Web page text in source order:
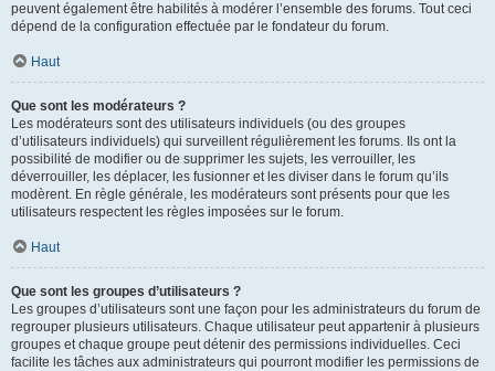
peuvent également être habilités à modérer l’ensemble des forums. Tout ceci
dépend de la configuration effectuée par le fondateur du forum.
Haut
Que sont les modérateurs ?
Les modérateurs sont des utilisateurs individuels (ou des groupes
d’utilisateurs individuels) qui surveillent régulièrement les forums. Ils ont la
possibilité de modifier ou de supprimer les sujets, les verrouiller, les
déverrouiller, les déplacer, les fusionner et les diviser dans le forum qu’ils
modèrent. En règle générale, les modérateurs sont présents pour que les
utilisateurs respectent les règles imposées sur le forum.
Haut
Que sont les groupes d’utilisateurs ?
Les groupes d’utilisateurs sont une façon pour les administrateurs du forum de
regrouper plusieurs utilisateurs. Chaque utilisateur peut appartenir à plusieurs
groupes et chaque groupe peut détenir des permissions individuelles. Ceci
facilite les tâches aux administrateurs qui pourront modifier les permissions de